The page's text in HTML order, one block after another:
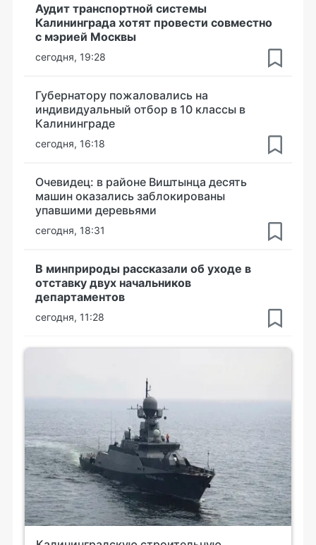
Аудит транспортной системы
Калининграда хотят провести совместно
с мэрией Москвы
сегодня, 19:28
Губернатору пожаловались на
индивидуальный отбор в 10 классы в
Калининграде
сегодня, 16:18
Очевидец: в районе Виштынца десять
машин оказались заблокированы
упавшими деревьями
сегодня, 18:31
В минприроды рассказали об уходе в
отставку двух начальников
департаментов
сегодня, 11:28